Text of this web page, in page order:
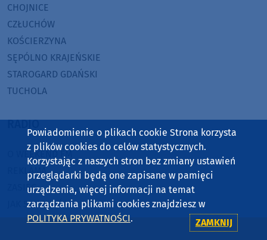
CHOJNICE
CZŁUCHÓW
KOŚCIERZYNA
SĘPÓLNO KRAJEŃSKIE
STAROGARD GDAŃSKI
TUCHOLA
RADIO
O WEEKEND FM
REKLAMA
ZASIĘG
JAK SŁUCHAĆ?
HIT-PORT
Powiadomienie o plikach cookie Strona korzysta
z plików cookies do celów statystycznych.
Korzystając z naszych stron bez zmiany ustawień
przeglądarki będą one zapisane w pamięci
urządzenia, więcej informacji na temat
zarządzania plikami cookies znajdziesz w
POLITYKA PRYWATNOŚCI. ZAMKNIJ